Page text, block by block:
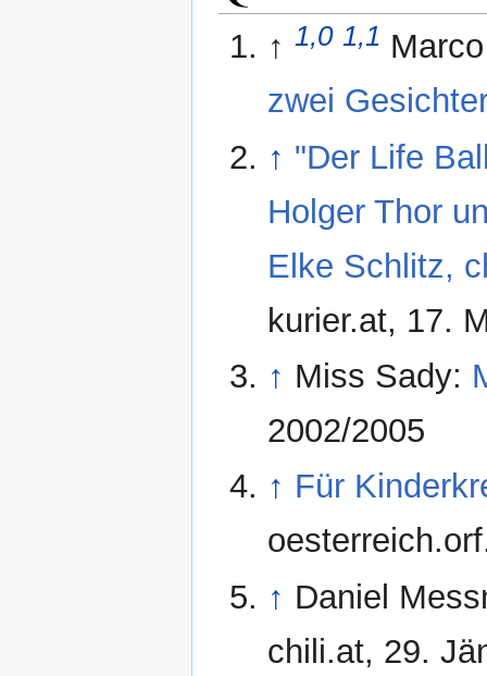
↑ 1,0 1,1
zwei
↑ "Der Life
Holger Thor
Elke Schlitz,
kurier.at, 17.
↑ Miss Sady:
2002/2005
↑ Für
↑ Daniel
chili.at, 29.